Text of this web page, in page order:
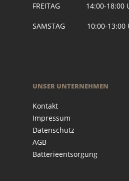
FREITAG 14:00-18:00
SAMSTAG 10:00-13:00
UNSER UNTERNEHMEN
Kontakt
Impressum
Datenschutz
AGB
Batterieentsorgung